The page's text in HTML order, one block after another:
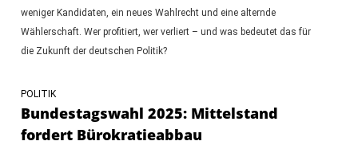
weniger Kandidaten, ein neues Wahlrecht und eine alternde
Wählerschaft. Wer profitiert, wer verliert – und was bedeutet das für
die Zukunft der deutschen Politik?
POLITIK
Bundestagswahl 2025: Mittelstand
fordert Bürokratieabbau